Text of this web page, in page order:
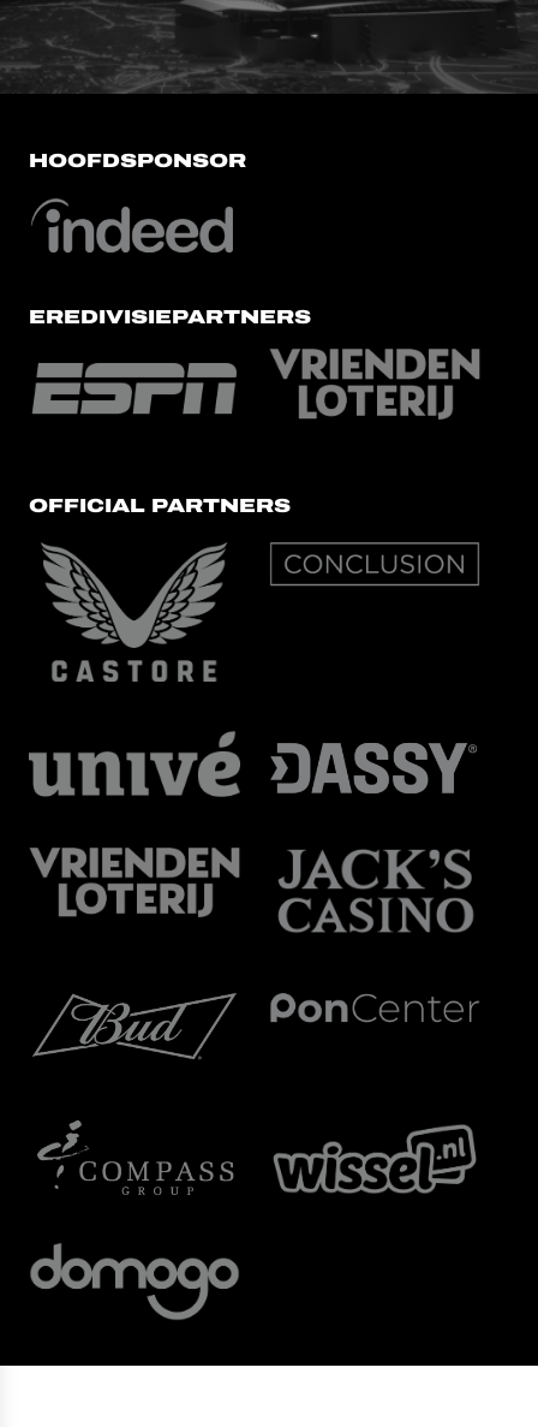
HOOFDSPONSOR
EREDIVISIEPARTNERS
OFFICIAL PARTNERS